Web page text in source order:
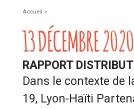
Accueil >
13 DÉCEMBRE 2020
RAPPORT
Dans le contexte de
19, Lyon-Haïti